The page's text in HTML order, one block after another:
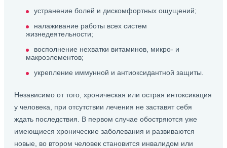
устранение болей и дискомфортных ощущений;
налаживание работы всех систем
жизнедеятельности;
восполнение нехватки витаминов, микро- и
макроэлементов;
укрепление иммунной и антиоксидантной защиты.
Независимо от того, хроническая или острая интоксикация
у человека, при отсутствии лечения не заставят себя
ждать последствия. В первом случае обостряются уже
имеющиеся хронические заболевания и развиваются
новые, во втором человек становится инвалидом или